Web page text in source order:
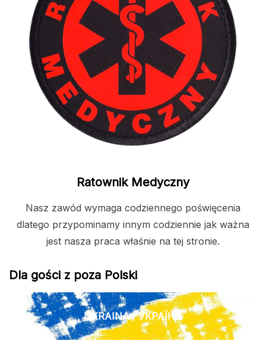
Ratownik Medyczny
Nasz zawód wymaga codziennego poświęcenia
dlatego przypominamy innym codziennie jak ważna
jest nasza praca właśnie na tej stronie.
Dla gości z poza Polski
UKRAINA / УКРАЇНА